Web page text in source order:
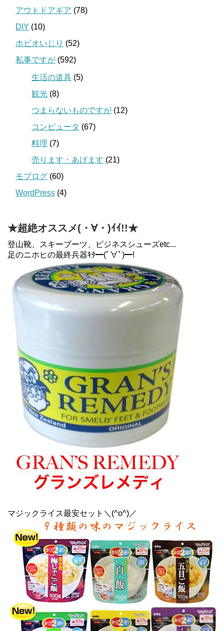
アウトドアギア (78)
DIY (10)
ホビオいじり (52)
私事ですが (592)
生活の道具 (5)
観光 (8)
つまらないものですが (12)
コンピュータ (67)
料理 (7)
売ります・あげます (21)
モブログ (60)
WordPress (4)
★超絶オススメ(・∀・)ｲｲ!!★
登山靴、スキーブーツ、ビジネスシューズetc...
足のニホヒの最終兵器ｷﾀ━(ﾟ∀ﾟ)━!
マジックライス最安セット＼(^o^)／